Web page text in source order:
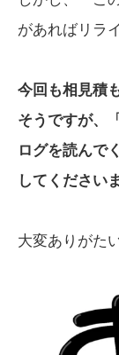
があればリラ
今回も相見積
そうですが、
ログを読んで
してください
大変ありがた